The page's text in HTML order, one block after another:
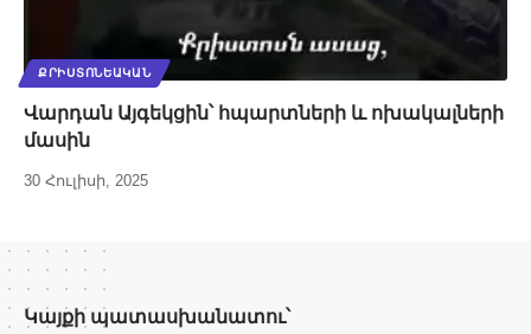
ՔՐԻՍՏՈՆԵԱԿԱՆ
Վարդան Այգեկցին՝ հպարտների և ոխակալների
մասին
30 Հուլիսի, 2025
Կայքի պատասխանատու՝